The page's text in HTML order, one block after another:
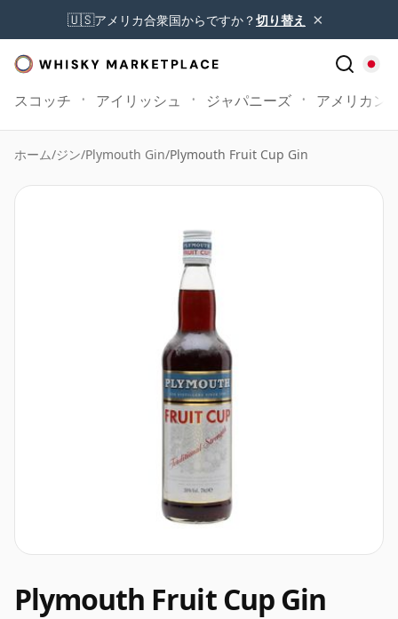
🇺🇸アメリカ合衆国からですか？切り替え ×
スコッチ アイリッシュ ジャパニーズ アメリカン
ホーム/ジン/Plymouth Gin/Plymouth Fruit Cup Gin
Plymouth Fruit Cup Gin